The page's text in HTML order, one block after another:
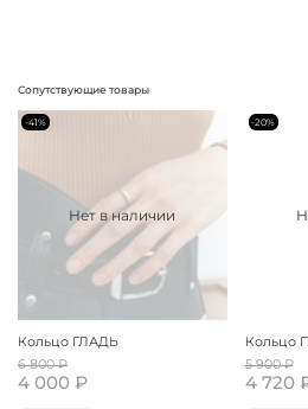
Сопутствующие товары
Нет в наличии
-41%
Кольцо ГЛАДЬ
6 800 ₽
4 000 ₽
-20%
Кольцо
5 900 ₽
4 720